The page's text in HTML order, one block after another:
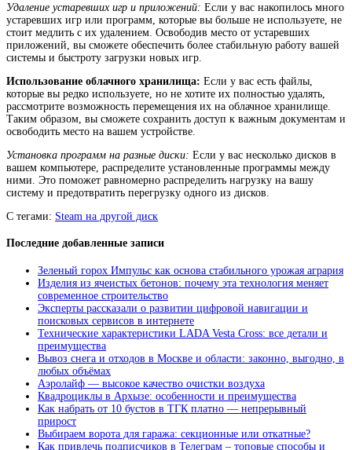
Удаление устаревших игр и приложений: Если у вас накопилось много
устаревших игр или программ, которые вы больше не используете, не
стоит медлить с их удалением. Освободив место от устаревших
приложений, вы сможете обеспечить более стабильную работу вашей
системы и быстроту загрузки новых игр.
Использование облачного хранилища: Если у вас есть файлы,
которые вы редко используете, но не хотите их полностью удалять,
рассмотрите возможность перемещения их на облачное хранилище.
Таким образом, вы сможете сохранить доступ к важным документам и
освободить место на вашем устройстве.
Установка программ на разные диски: Если у вас несколько дисков в
вашем компьютере, распределите установленные программы между
ними. Это поможет равномерно распределить нагрузку на вашу
систему и предотвратить перегрузку одного из дисков.
С тегами: Steam на другой диск
Последние добавленные записи
Зеленый горох Импульс как основа стабильного урожая агрария
Изделия из ячеистых бетонов: почему эта технология меняет
современное строительство
Эксперты рассказали о развитии цифровой навигации и
поисковых сервисов в интернете
Технические характеристики LADA Vesta Cross: все детали и
преимущества
Вывоз снега и отходов в Москве и области: законно, выгодно, в
любых объёмах
Аэролайф — высокое качество очистки воздуха
Квадроциклы в Архызе: особенности и преимущества
Как набрать от 10 бустов в ТГК платно — непрерывный
прирост
Выбираем ворота для гаража: секционные или откатные?
Как привлечь подписчиков в Телеграм – топовые способы и